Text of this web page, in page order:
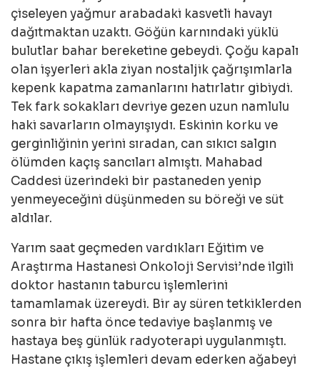
çiseleyen yağmur arabadaki kasvetli havayı
dağıtmaktan uzaktı. Göğün karnındaki yüklü
bulutlar bahar bereketine gebeydi. Çoğu kapalı
olan işyerleri akla ziyan nostaljik çağrışımlarla
kepenk kapatma zamanlarını hatırlatır gibiydi.
Tek fark sokakları devriye gezen uzun namlulu
haki savarların olmayışıydı. Eskinin korku ve
gerginliğinin yerini sıradan, can sıkıcı salgın
ölümden kaçış sancıları almıştı. Mahabad
Caddesi üzerindeki bir pastaneden yenip
yenmeyeceğini düşünmeden su böreği ve süt
aldılar.
Yarım saat geçmeden vardıkları Eğitim ve
Araştırma Hastanesi Onkoloji Servisi’nde ilgili
doktor hastanın taburcu işlemlerini
tamamlamak üzereydi. Bir ay süren tetkiklerden
sonra bir hafta önce tedaviye başlanmış ve
hastaya beş günlük radyoterapi uygulanmıştı.
Hastane çıkış işlemleri devam ederken ağabeyi